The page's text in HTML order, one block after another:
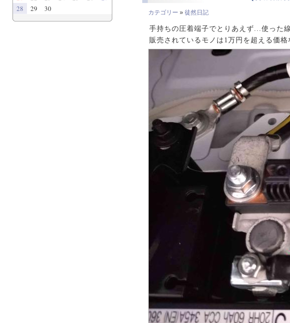
カテゴリー » 徒然日記
手持ちの圧着端子でとりあえず...使った線
販売されているモノは1万円を超える価
28
29 30